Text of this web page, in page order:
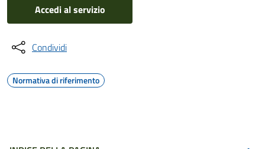
Accedi al servizio
Condividi
Normativa di riferimento